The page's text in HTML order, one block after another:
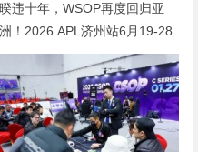
暌违十年，WSOP再度回归亚
洲！2026 APL济州站6月19-28
日盛大登场！